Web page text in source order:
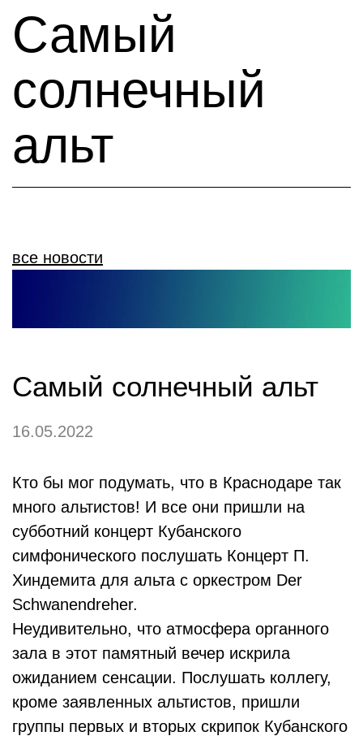
Самый
солнечный
альт
все новости
Самый солнечный альт
16.05.2022
Кто бы мог подумать, что в Краснодаре так
много альтистов! И все они пришли на
субботний концерт Кубанского
симфонического послушать Концерт П.
Хиндемита для альта с оркестром Der
Schwanendreher.
Неудивительно, что атмосфера органного
зала в этот памятный вечер искрила
ожиданием сенсации. Послушать коллегу,
кроме заявленных альтистов, пришли
группы первых и вторых скрипок Кубанского